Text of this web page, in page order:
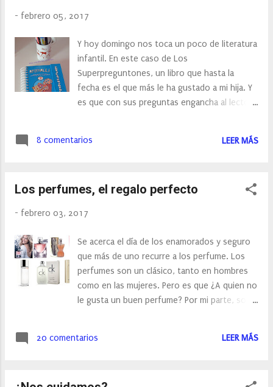
además de retrasar el proceso de
- febrero 05, 2017
Y hoy domingo nos toca un poco de literatura
infantil. En este caso de Los
Superpreguntones, un libro que hasta la
fecha es el que más le ha gustado a mi hija. Y
es que con sus preguntas engancha al lector.
los dientes?... La colección que hemos leído
Animales (el que nosotros hemos leído), El
Mundo Mundial, ¿Quién es Quién?.
8 comentarios LEER MÁS
Los perfumes, el regalo perfecto
- febrero 03, 2017
Se acerca el día de los enamorados y seguro
que más de uno recurre a los perfume. Los
perfumes son un clásico, tanto en hombres
como en las mujeres. Pero es que ¿A quien no
le gusta un buen perfume? Por mi parte, soy
cambiar. Siempre distingo, entre el perfume
20 comentarios LEER MÁS